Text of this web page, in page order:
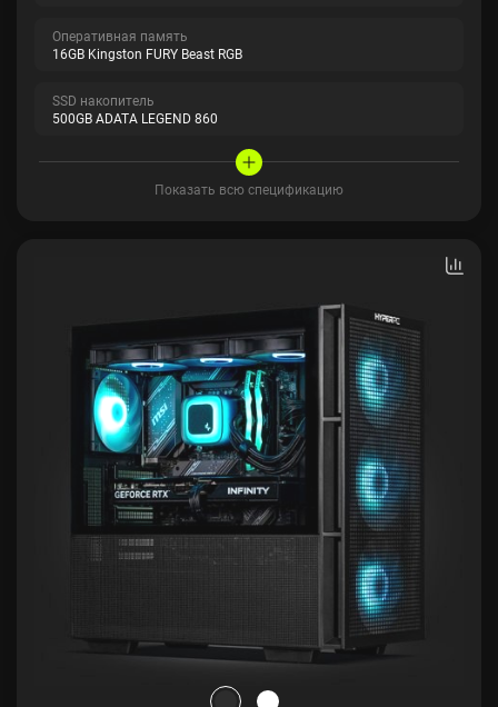
Оперативная память
16GB Kingston FURY Beast RGB
SSD накопитель
500GB ADATA LEGEND 860
Показать всю спецификацию